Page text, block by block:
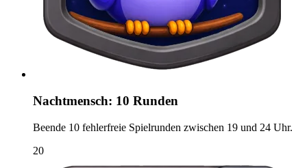
Nachtmensch: 10 Runden
Beende 10 fehlerfreie Spielrunden zwischen 19 und 24 Uhr.
20